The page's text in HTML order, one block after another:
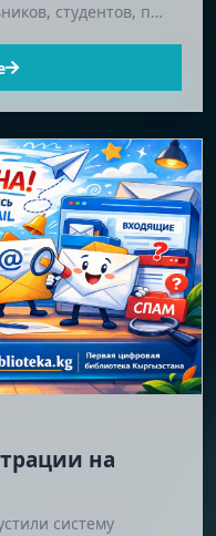
студентов, п…
на
систему